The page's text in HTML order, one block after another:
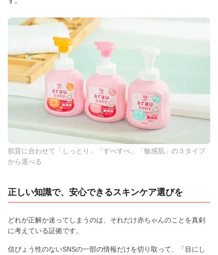
肌質に合わせて「しっとり」「すべすべ」「敏感肌」の３タイプ
から選べる
正しい知識で、安心できるスキンケア選びを
どれが正解か迷ってしまうのは、それだけ赤ちゃんのことを真剣
に考えている証拠です。
信ぴょう性のないSNSの一部の情報だけを切り取って、「目にし